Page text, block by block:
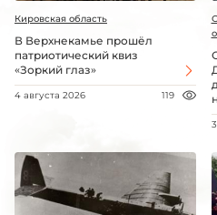
Кировская область
В Верхнекамье прошёл
патриотический квиз
«Зоркий глаз»
4 августа 2026 119